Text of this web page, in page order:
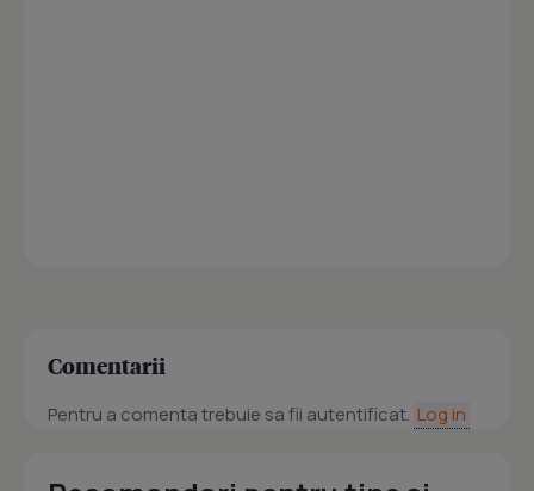
Comentarii
Pentru a comenta trebuie sa fii autentificat. Log in